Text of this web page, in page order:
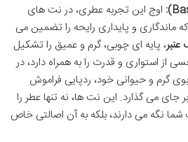
اوج این تجربه عطری، در نت های
ماندگاری و پایداری رایحه را تضمین می
، پایه ای چوبی، گرم و عمیق را تشکیل
استواری و قدرت را به همراه دارد، در
گرم و حیوانی خود، ردپایی فراموش
می گذارد. این نت ها، نه تنها عطر را
نگه می دارند، بلکه به آن اصالتی خاص